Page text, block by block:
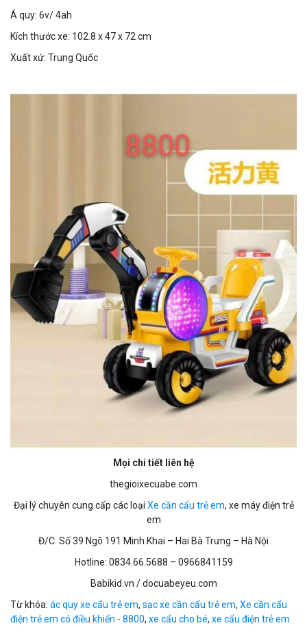
Á quy: 6v/ 4ah
Kích thước xe: 102.8 x 47 x 72 cm
Xuất xứ: Trung Quốc
Mọi chi tiết liên hệ
thegioixecuabe.com
Đại lý chuyên cung cấp các loại Xe cần cẩu trẻ em, xe máy điện trẻ
em
Đ/C: Số 39 Ngõ 191 Minh Khai – Hai Bà Trưng – Hà Nội
Hotline: 0834.66.5688 – 0966841159
Babikid.vn / docuabeyeu.com
Từ khóa: ác quy xe cẩu trẻ em, sạc xe cần cẩu trẻ em, Xe cần cẩu
điện trẻ em có điều khiển - 8800, xe cẩu cho bé, xe cẩu điện trẻ em